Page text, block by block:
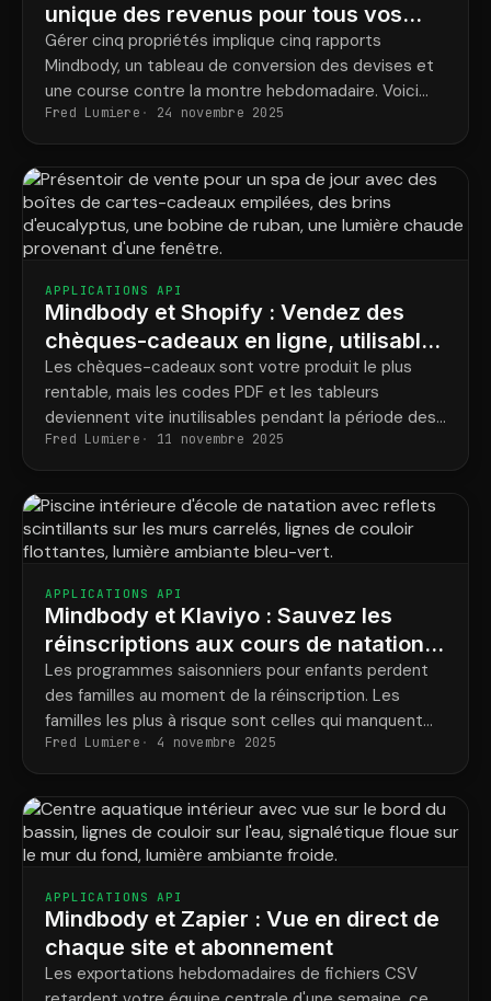
unique des revenus pour tous vos
sites
Gérer cinq propriétés implique cinq rapports
Mindbody, un tableau de conversion des devises et
une course contre la montre hebdomadaire. Voici
comment visualiser le chiffre d'affaires total du
groupe en un seul endroit, et avec précision.
Fred Lumiere 24 novembre 2025
APPLICATIONS API
Mindbody et Shopify : Vendez des
chèques-cadeaux en ligne, utilisables
dès aujourd'hui
Les chèques-cadeaux sont votre produit le plus
rentable, mais les codes PDF et les tableurs
deviennent vite inutilisables pendant la période des
fêtes. ShopConnect transforme chaque chèque-
cadeau en ligne en un véritable crédit que votre
réception peut utiliser dès l'arrivée du bénéficiaire.
Fred Lumiere 11 novembre 2025
APPLICATIONS API
Mindbody et Klaviyo : Sauvez les
réinscriptions aux cours de natation
en récoltant les abandons précoces
Les programmes saisonniers pour enfants perdent
des familles au moment de la réinscription. Les
familles les plus à risque sont celles qui manquent
des cours, et elles bénéficient rarement d'une aide
ciblée.
Fred Lumiere 4 novembre 2025
APPLICATIONS API
Mindbody et Zapier : Vue en direct de
chaque site et abonnement
Les exportations hebdomadaires de fichiers CSV